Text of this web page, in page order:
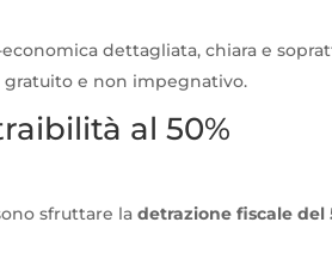
economica dettagliata, chiara e
e non impegnativo.
al 50%
sfruttare ladetrazione fiscale del